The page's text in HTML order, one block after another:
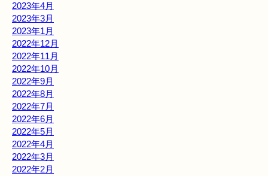
2023年4月
2023年3月
2023年1月
2022年12月
2022年11月
2022年10月
2022年9月
2022年8月
2022年7月
2022年6月
2022年5月
2022年4月
2022年3月
2022年2月